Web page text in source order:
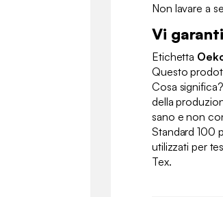
Non lavare a
Vi
Etichetta
Questo
Cosa
della
sano e non
Standard 100
utilizzati per
Tex.